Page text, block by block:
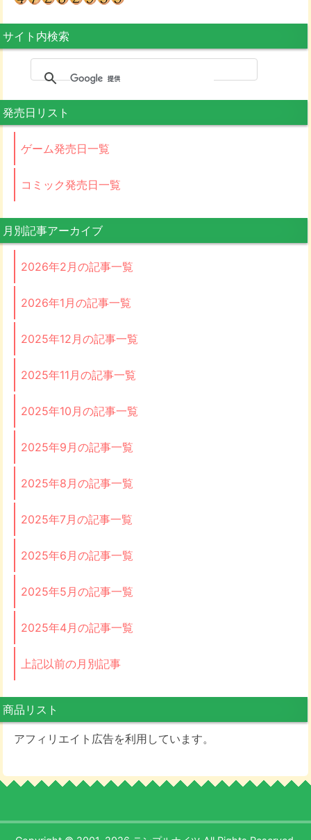
サイト内検索
発売日リスト
ゲーム発売日一覧
コミック発売日一覧
月別記事アーカイブ
2026年2月の記事一覧
2026年1月の記事一覧
2025年12月の記事一覧
2025年11月の記事一覧
2025年10月の記事一覧
2025年9月の記事一覧
2025年8月の記事一覧
2025年7月の記事一覧
2025年6月の記事一覧
2025年5月の記事一覧
2025年4月の記事一覧
上記以前の月別記事
商品リスト
アフィリエイト広告を利用しています。